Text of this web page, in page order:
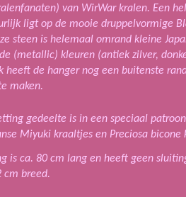
van WirWar kralen. Een
ligt op de mooie druppelvormige
steen is helemaal omrand kleine
(metallic) kleuren (antiek zilver,
heeft de hanger nog een buitenste
maken.
gedeelte is in een speciaal
Miyuki kraaltjes en Preciosa
is ca. 80 cm lang en heeft geen
cm breed.